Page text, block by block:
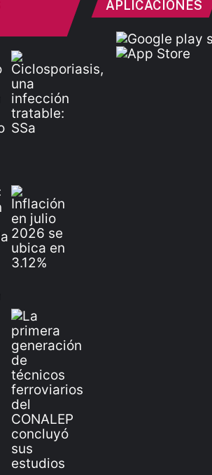
APLICACIONES